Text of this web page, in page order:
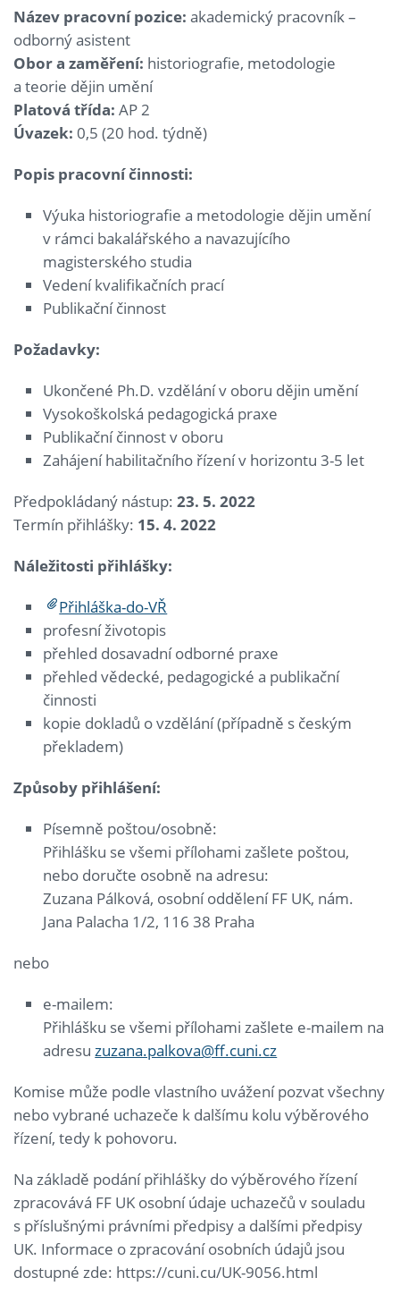
Název pracovní pozice: akademický pracovník –
odborný asistent
Obor a zaměření: historiografie, metodologie
a teorie dějin umění
Platová třída: AP 2
Úvazek: 0,5 (20 hod. týdně)
Popis pracovní činnosti:
Výuka historiografie a metodologie dějin umění
v rámci bakalářského a navazujícího
magisterského studia
Vedení kvalifikačních prací
Publikační činnost
Požadavky:
Ukončené Ph.D. vzdělání v oboru dějin umění
Vysokoškolská pedagogická praxe
Publikační činnost v oboru
Zahájení habilitačního řízení v horizontu 3-5 let
Předpokládaný nástup: 23. 5. 2022
Termín přihlášky: 15. 4. 2022
Náležitosti přihlášky:
Přihláška-do-VŘ
profesní životopis
přehled dosavadní odborné praxe
přehled vědecké, pedagogické a publikační
činnosti
kopie dokladů o vzdělání (případně s českým
překladem)
Způsoby přihlášení:
Písemně poštou/osobně:
Přihlášku se všemi přílohami zašlete poštou,
nebo doručte osobně na adresu:
Zuzana Pálková, osobní oddělení FF UK, nám.
Jana Palacha 1/2, 116 38 Praha
nebo
e-mailem:
Přihlášku se všemi přílohami zašlete e-mailem na
adresuzuzana.palkova@ff.cuni.cz
Komise může podle vlastního uvážení pozvat všechny
nebo vybrané uchazeče k dalšímu kolu výběrového
řízení, tedy k pohovoru.
Na základě podání přihlášky do výběrového řízení
zpracovává FF UK osobní údaje uchazečů v souladu
s příslušnými právními předpisy a dalšími předpisy
UK. Informace o zpracování osobních údajů jsou
dostupné zde: https://cuni.cu/UK-9056.html